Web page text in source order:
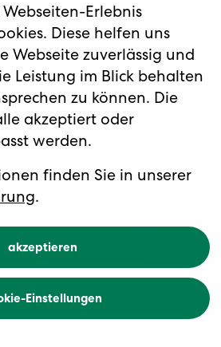
Erlebnis
Diese helfen uns
Webseite zuverlässig und
Leistung im Blick behalten
zu können. Die
akzeptiert oder
werden.
finden Sie in unserer
.
akzeptieren
Einstellungen
Ostern